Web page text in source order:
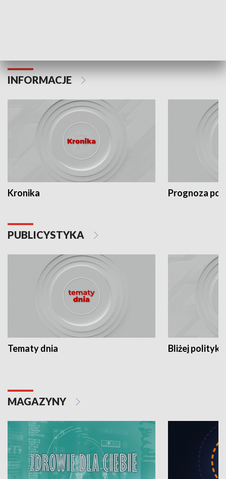
INFORMACJE
Kronika Prognoza
PUBLICYSTYKA
Tematy dnia Bliżej polityki
MAGAZYNY